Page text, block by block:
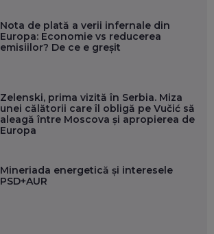
Nota de plată a verii infernale din
Europa: Economie vs reducerea
emisiilor? De ce e greșit
Zelenski, prima vizită în Serbia. Miza
unei călătorii care îl obligă pe Vučić să
aleagă între Moscova și apropierea de
Europa
Mineriada energetică și interesele
PSD+AUR